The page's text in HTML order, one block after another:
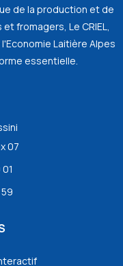
de la production et de
fromagers, Le CRIEL,
Laitière Alpes
essentielle.
07